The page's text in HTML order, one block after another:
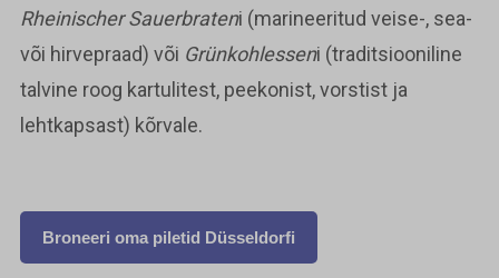
Rheinischer Sauerbrateni (marineeritud veise-, sea-
või hirvepraad) või Grünkohlesseni (traditsiooniline
talvine roog kartulitest, peekonist, vorstist ja
lehtkapsast) kõrvale.
Broneeri oma piletid Düsseldorfi